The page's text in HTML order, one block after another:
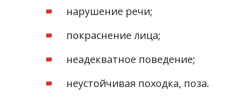
нарушение речи;
покраснение лица;
неадекватное поведение;
неустойчивая походка, поза.